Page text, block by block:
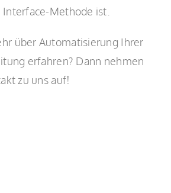
Methode ist.
über Automatisierung Ihrer
erfahren? Dann nehmen
zu uns auf!